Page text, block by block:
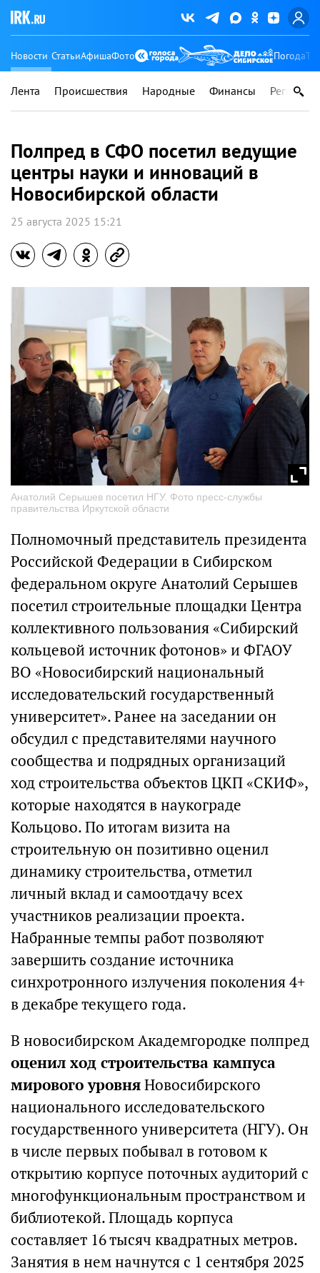
Новости СтатьиАфишаФото Погода
Лента Происшествия Народные Финансы Регионы
Полпред в СФО посетил ведущие
центры науки и инноваций в
Новосибирской области
25 августа 2025 15:21
Анатолий Серышев посетил НГУ. Фото пресс-службы
правительства Иркутской области
Полномочный представитель президента
Российской Федерации в Сибирском
федеральном округе Анатолий Серышев
посетил строительные площадки Центра
коллективного пользования «Сибирский
кольцевой источник фотонов» и ФГАОУ
ВО «Новосибирский национальный
исследовательский государственный
университет». Ранее на заседании он
обсудил с представителями научного
сообщества и подрядных организаций
ход строительства объектов ЦКП «СКИФ»,
которые находятся в наукограде
Кольцово. По итогам визита на
строительную он позитивно оценил
динамику строительства, отметил
личный вклад и самоотдачу всех
участников реализации проекта.
Набранные темпы работ позволяют
завершить создание источника
синхротронного излучения поколения 4+
в декабре текущего года.
В новосибирском Академгородке полпред
оценил ход строительства кампуса
мирового уровняНовосибирского
национального исследовательского
государственного университета (НГУ). Он
в числе первых побывал в готовом к
открытию корпусе поточных аудиторий с
многофункциональным пространством и
библиотекой. Площадь корпуса
составляет 16 тысяч квадратных метров.
Занятия в нем начнутся с 1 сентября 2025